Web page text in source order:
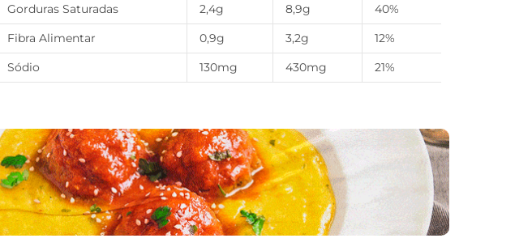
Gorduras Saturadas
2,4g 8,9g
40%
Fibra Alimentar
0,9g 3,2g
12%
Sódio
130mg 430mg 21%